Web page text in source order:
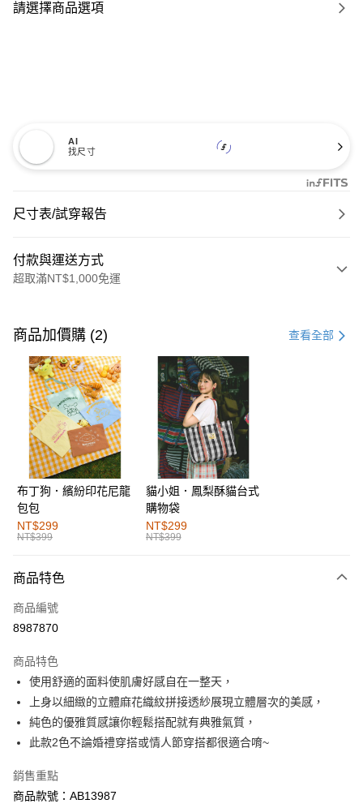
請選擇商品選項
AI
找尺寸
尺寸表/試穿報告
付款與運送方式
超取滿NT$1,000免運
信用卡一次付款
購物金
超商取貨付款
LINE Pay
街口支付
運送方式
全家取貨付款
每筆NT$60，滿NT$1,000(含以上)免運費
付款後全家取貨
萊爾富取貨付款
付款後萊爾富取貨
每筆NT$60，滿NT$1,000(含以上)免運費
7-11取貨付款
每筆NT$60，滿NT$1,000(含以上)免運費
付款後7-11取貨
每筆NT$60，滿NT$1,000(含以上)免運費
商品加價購 (2) 查看全部
布丁狗．繽紛印花尼龍
包包
NT$299
NT$399
貓小姐．鳳梨酥貓台式
購物袋
NT$299
NT$399
商品特色
商品編號
8987870
商品特色
使用舒適的面料使肌膚好感自在一整天，
上身以細緻的立體麻花織紋拼接透紗展現立體層次的美感，
純色的優雅質感讓你輕鬆搭配就有典雅氣質，
此款2色不論婚禮穿搭或情人節穿搭都很適合唷~
銷售重點
商品款號：AB13987